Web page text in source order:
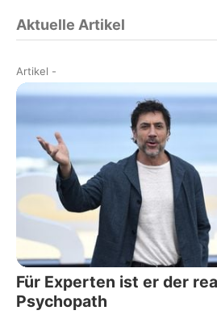
Aktuelle Artikel
Artikel -
Für Experten ist er der
Psychopath